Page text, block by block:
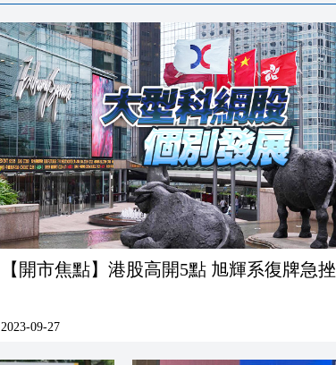
【開市焦點】港股高開5點 旭輝系復牌急挫
2023-09-27